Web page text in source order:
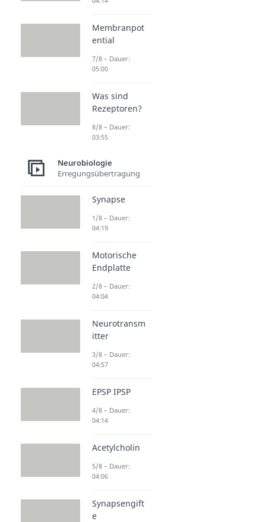
Membranpot
ential
7/8 – Dauer:
05:00
Was sind
Rezeptoren?
8/8 – Dauer:
03:55
Neurobiologie
Erregungsübertragung
Synapse
1/8 – Dauer:
04:19
Motorische
Endplatte
2/8 – Dauer:
04:04
Neurotransm
itter
3/8 – Dauer:
04:57
EPSP IPSP
4/8 – Dauer:
04:14
Acetylcholin
5/8 – Dauer:
04:06
Synapsengift
e